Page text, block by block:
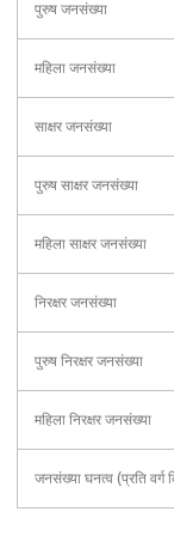
पुरुष जनसंख्या
महिला जनसंख्या
साक्षर जनसंख्या
पुरुष साक्षर जनसंख्या
महिला साक्षर जनसंख्या
निरक्षर जनसंख्या
पुरुष निरक्षर जनसंख्या
महिला निरक्षर जनसंख्या
जनसंख्या घनत्व (प्रति वर्ग